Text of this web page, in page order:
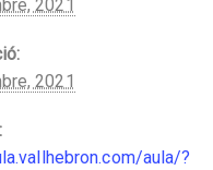
2021
2021
aula/?